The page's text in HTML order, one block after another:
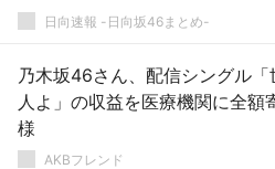
日向速報 -日向坂46まとめ-
乃木坂46さん、配信シングル「
人よ」の収益を医療機関に全額
様
AKBフレンド